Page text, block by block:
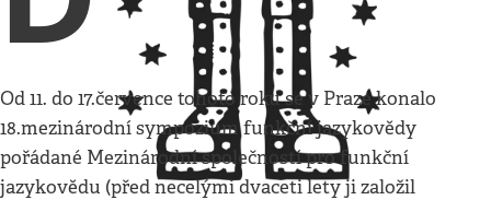
Od 11. do 17.července tohoto roku se v Praze konalo
18.mezinárodní sympozium funkční jazykovědy
pořádané Mezinárodní společností pro funkční
jazykovědu (před necelými dvaceti lety ji založil